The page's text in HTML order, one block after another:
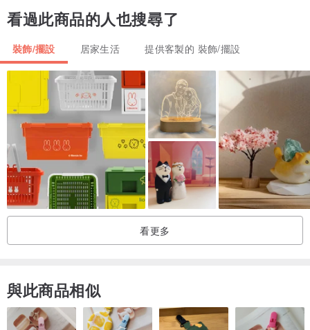
看過此商品的人也搜尋了
裝飾/擺設 居家生活 提供客製的 裝飾/擺設
看更多
與此商品相似